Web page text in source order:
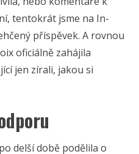
tentokrát jsme na In-
příspěvek. A rovnou
oficiálně zahájila
jen zírali, jakou si
delší době podělila o